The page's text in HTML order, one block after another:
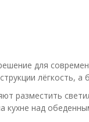
для
лёгкость,
разместить
кухне над